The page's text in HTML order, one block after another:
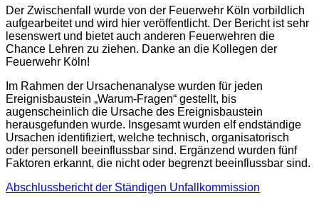
Der Zwischenfall wurde von der Feuerwehr Köln vorbildlich
aufgearbeitet und wird hier veröffentlicht. Der Bericht ist sehr
lesenswert und bietet auch anderen Feuerwehren die
Chance Lehren zu ziehen. Danke an die Kollegen der
Feuerwehr Köln!
Im Rahmen der Ursachenanalyse wurden für jeden
Ereignisbaustein „Warum-Fragen“ gestellt, bis
augenscheinlich die Ursache des Ereignisbaustein
herausgefunden wurde. Insgesamt wurden elf endständige
Ursachen identifiziert, welche technisch, organisatorisch
oder personell beeinflussbar sind. Ergänzend wurden fünf
Faktoren erkannt, die nicht oder begrenzt beeinflussbar sind.
Abschlussbericht der Ständigen Unfallkommission